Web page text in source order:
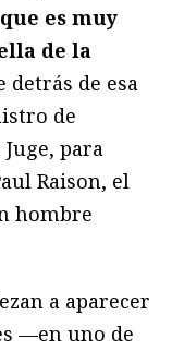
es muy
de la
detrás de esa
de
para
Raison, el
hombre
a aparecer
—en uno de